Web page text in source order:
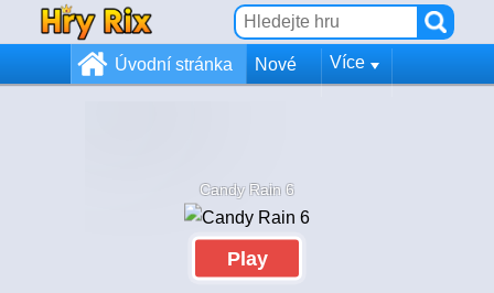
Úvodní stránka Nové Více
Candy Rain 6
Play